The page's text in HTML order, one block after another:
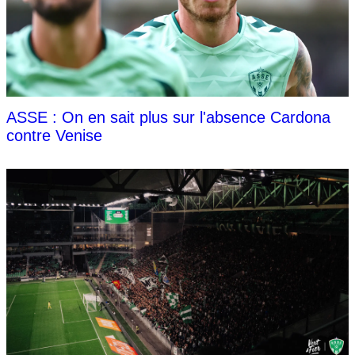
ASSE : On en sait plus sur l'absence Cardona
contre Venise